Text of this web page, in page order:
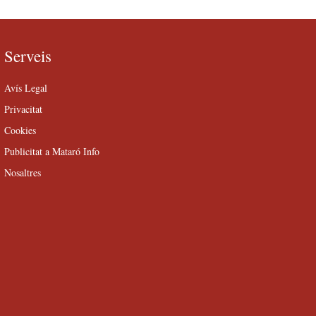
Serveis
Avís Legal
Privacitat
Cookies
Publicitat a Mataró Info
Nosaltres